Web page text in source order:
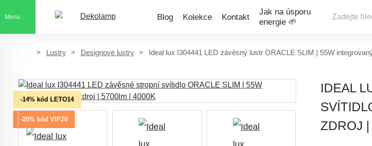
Menu Blog Kolekce Kontakt
Jak na úsporu
energie 🌱
Lustry Designové lustry Ideal lux I304441 LED závěsný lustr ORACLE SLIM | 55W
IDEAL
ZDROJ
-14% kód LETO14
-20% kód VIP20